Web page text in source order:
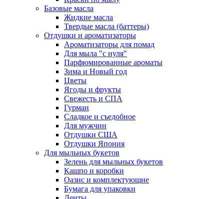
Базовые масла
Жидкие масла
Твердые масла (баттеры)
Отдушки и ароматизаторы
Ароматизаторы для помад
Для мыла "с нуля"
Парфюмированные ароматы
Зима и Новый год
Цветы
Ягоды и фрукты
Свежесть и СПА
Гурман
Сладкое и съедобное
Для мужчин
Отдушки США
Отдушки Япония
Для мыльных букетов
Зелень для мыльных букетов
Кашпо и коробки
Оазис и комплектующие
Бумага для упаковки